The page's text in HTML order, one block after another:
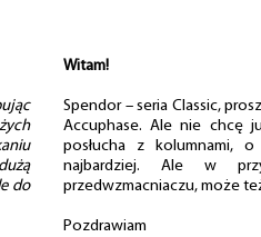
do
Witam!
Spendor – seria Classic,
Accuphase. Ale nie chcę
posłucha z kolumnami,
najbardziej. Ale w
przedwzmacniaczu, może
Pozdrawiam